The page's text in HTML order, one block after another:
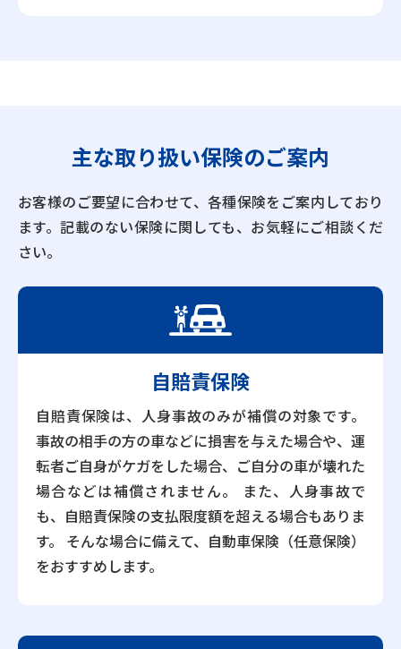
主な取り扱い保険のご案内
お客様のご要望に合わせて、各種保険をご案内しており
ます。記載のない保険に関しても、お気軽にご相談くだ
さい。
自賠責保険
自賠責保険は、人身事故のみが補償の対象です。
事故の相手の方の車などに損害を与えた場合や、運
転者ご自身がケガをした場合、ご自分の車が壊れた
場合などは補償されません。 また、人身事故で
も、自賠責保険の支払限度額を超える場合もありま
す。 そんな場合に備えて、自動車保険（任意保険）
をおすすめします。